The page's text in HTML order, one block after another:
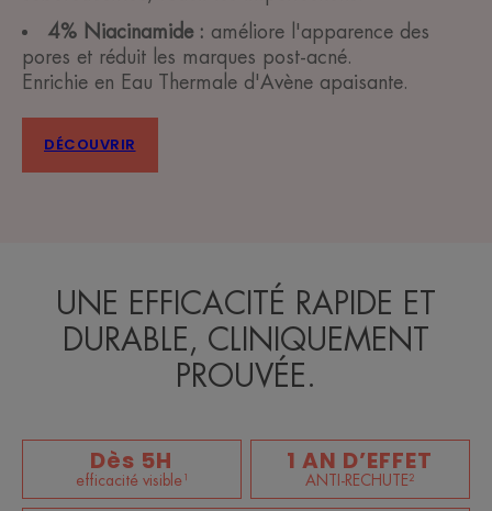
4% Niacinamide : améliore l'apparence des
pores et réduit les marques post-acné.
Enrichie en Eau Thermale d'Avène apaisante.
DÉCOUVRIR
UNE EFFICACITÉ RAPIDE ET
DURABLE, CLINIQUEMENT
PROUVÉE.
Dès 5H
efficacité visible¹
1 AN D’EFFET
ANTI-RECHUTE²